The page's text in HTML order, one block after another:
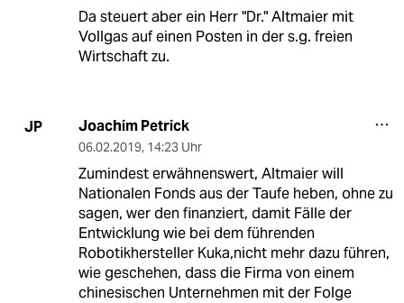
Da steuert aber ein Herr "Dr." Altmaier mit
Vollgas auf einen Posten in der s.g. freien
Wirtschaft zu.
JP Joachim Petrick
06.02.2019, 14:23 Uhr
Zumindest erwähnenswert, Altmaier will
Nationalen Fonds aus der Taufe heben, ohne zu
sagen, wer den finanziert, damit Fälle der
Entwicklung wie bei dem führenden
Robotikhersteller Kuka,nicht mehr dazu führen,
wie geschehen, dass die Firma von einem
chinesischen Unternehmen mit der Folge